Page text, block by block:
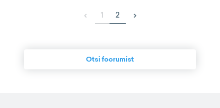
‹ 1 2 ›
Otsi foorumist